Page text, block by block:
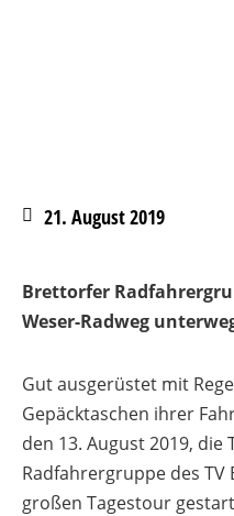
21. August 2019
Brettorfer
Weser-Radweg
Gut ausgerüstet mit
Gepäcktaschen ihrer
den 13. August 2019, die
Radfahrergruppe des
großen Tagestour